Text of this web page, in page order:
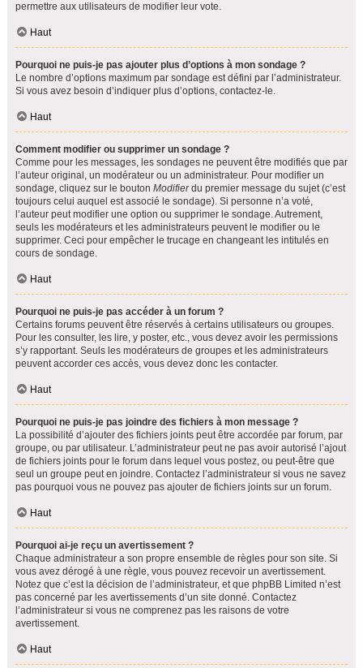
permettre aux utilisateurs de modifier leur vote.
Haut
Pourquoi ne puis-je pas ajouter plus d’options à mon sondage ?
Le nombre d’options maximum par sondage est défini par l’administrateur.
Si vous avez besoin d’indiquer plus d’options, contactez-le.
Haut
Comment modifier ou supprimer un sondage ?
Comme pour les messages, les sondages ne peuvent être modifiés que par
l’auteur original, un modérateur ou un administrateur. Pour modifier un
sondage, cliquez sur le bouton Modifierdu premier message du sujet (c’est
toujours celui auquel est associé le sondage). Si personne n’a voté,
l’auteur peut modifier une option ou supprimer le sondage. Autrement,
seuls les modérateurs et les administrateurs peuvent le modifier ou le
supprimer. Ceci pour empêcher le trucage en changeant les intitulés en
cours de sondage.
Haut
Pourquoi ne puis-je pas accéder à un forum ?
Certains forums peuvent être réservés à certains utilisateurs ou groupes.
Pour les consulter, les lire, y poster, etc., vous devez avoir les permissions
s’y rapportant. Seuls les modérateurs de groupes et les administrateurs
peuvent accorder ces accès, vous devez donc les contacter.
Haut
Pourquoi ne puis-je pas joindre des fichiers à mon message ?
La possibilité d’ajouter des fichiers joints peut être accordée par forum, par
groupe, ou par utilisateur. L’administrateur peut ne pas avoir autorisé l’ajout
de fichiers joints pour le forum dans lequel vous postez, ou peut-être que
seul un groupe peut en joindre. Contactez l’administrateur si vous ne savez
pas pourquoi vous ne pouvez pas ajouter de fichiers joints sur un forum.
Haut
Pourquoi ai-je reçu un avertissement ?
Chaque administrateur a son propre ensemble de règles pour son site. Si
vous avez dérogé à une règle, vous pouvez recevoir un avertissement.
Notez que c’est la décision de l’administrateur, et que phpBB Limited n’est
pas concerné par les avertissements d’un site donné. Contactez
l’administrateur si vous ne comprenez pas les raisons de votre
avertissement.
Haut